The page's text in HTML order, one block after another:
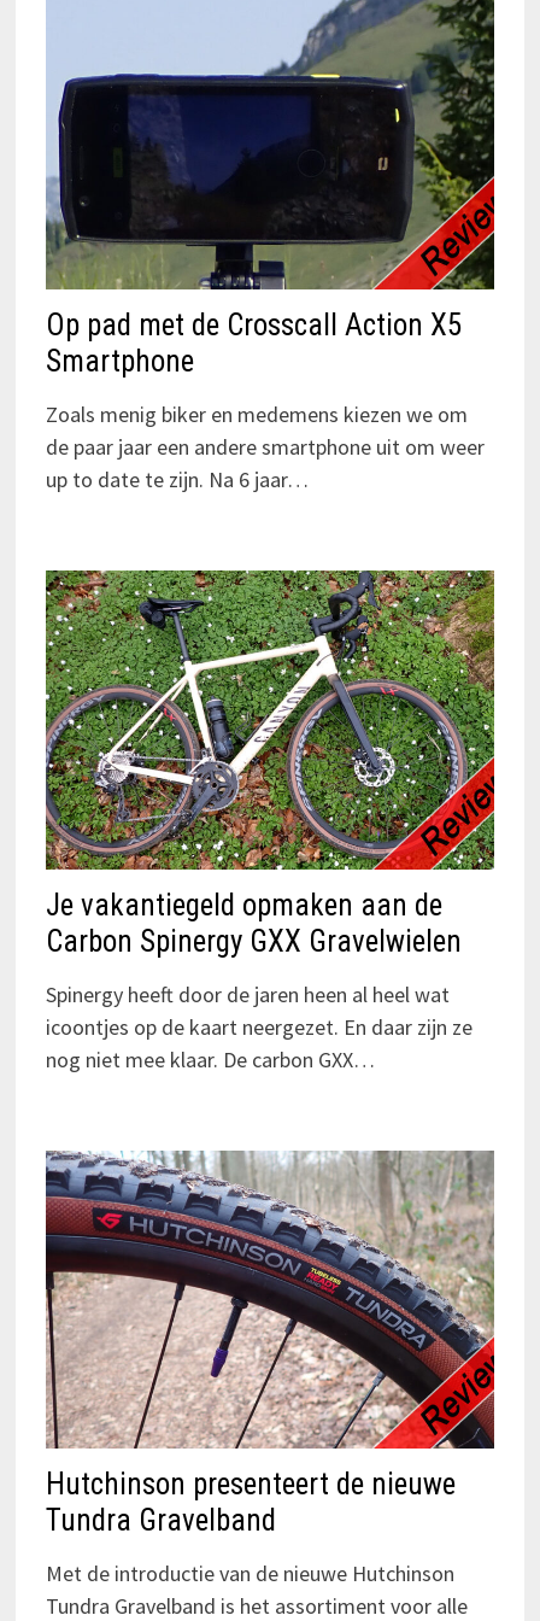
Op pad met de Crosscall Action X5
Smartphone
Zoals menig biker en medemens kiezen we om
de paar jaar een andere smartphone uit om weer
up to date te zijn. Na 6 jaar…
Je vakantiegeld opmaken aan de
Carbon Spinergy GXX Gravelwielen
Spinergy heeft door de jaren heen al heel wat
icoontjes op de kaart neergezet. En daar zijn ze
nog niet mee klaar. De carbon GXX…
Hutchinson presenteert de nieuwe
Tundra Gravelband
Met de introductie van de nieuwe Hutchinson
Tundra Gravelband is het assortiment voor alle